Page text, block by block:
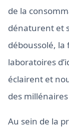
de la
dénaturent et
déboussolé, la
laboratoires
éclairent et
des millénaires
Au sein de la